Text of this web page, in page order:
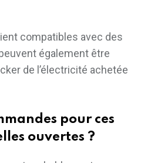
compatibles avec des
également être
de l’électricité achetée
pour ces
ouvertes ?